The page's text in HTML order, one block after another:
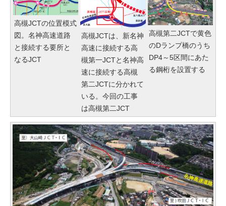
高槻JCTの位置模式
図。名神高速道路
と接続する要所と
なるJCT
高槻JCTは、新名神
高速に接続する高
槻第一JCTと名神高
速に接続する高槻
第二JCTに分かれて
いる。今回の工事
は高槻第二JCT
高槻第二JCTで黄色
のDランプ橋のうち
DP4～5区間にあた
る鋼桁を設置する